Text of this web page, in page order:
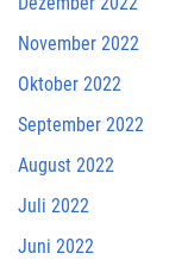
November 2022
Oktober 2022
September 2022
August 2022
Juli 2022
Juni 2022